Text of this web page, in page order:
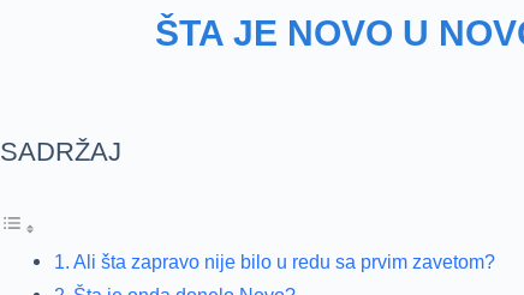
ŠTA JE NOVO U
SADRŽAJ
Ali šta zapravo nije bilo u redu sa prvim zavetom?